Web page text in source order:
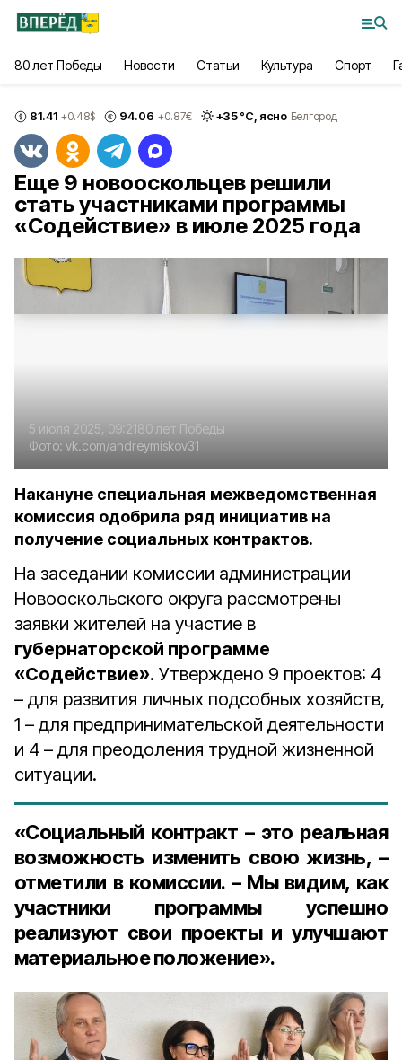
80 лет Победы Новости Статьи Культура Спорт
81.41 +0.48$ 94.06 +0.87€ +35°С, ясно Белгород
Еще 9 новооскольцев решили
стать участниками программы
«Содействие» в июле 2025 года
5 июля 2025, 09:21 80 лет Победы
Фото: vk.com/andreymiskov31
Накануне специальная межведомственная
комиссия одобрила ряд инициатив на
получение социальных контрактов.
На заседании комиссии администрации
Новооскольского округа рассмотрены
заявки жителей на участие в
губернаторской программе
«Содействие». Утверждено 9 проектов: 4
– для развития личных подсобных хозяйств,
1 – для предпринимательской деятельности
и 4 – для преодоления трудной жизненной
ситуации.
«Социальный контракт – это реальная
возможность изменить свою жизнь, –
отметили в комиссии. – Мы видим, как
участники программы успешно
реализуют свои проекты и улучшают
материальное положение».